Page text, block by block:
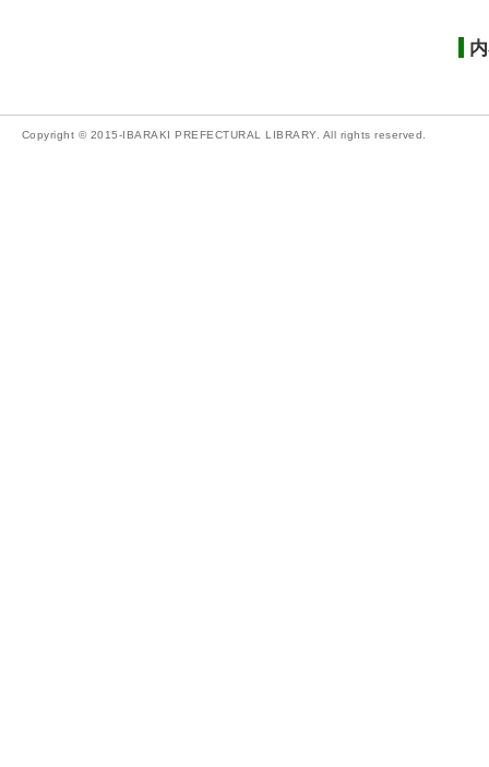
Copyright © 2015-IBARAKI PREFECTURAL LIBRARY. All rights reserved.